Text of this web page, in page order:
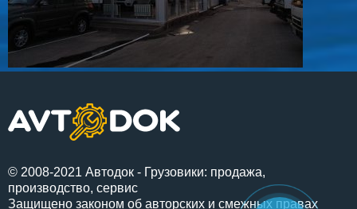
© 2008-2021 Автодок - Грузовики: продажа,
производство, сервис
Защищено законом об авторских и смежных правах